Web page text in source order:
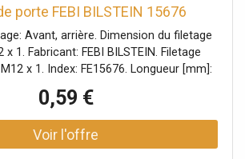
porte FEBI BILSTEIN 15676
Avant, arrière. Dimension du filetage
x 1. Fabricant: FEBI BILSTEIN. Filetage
x 1. Index: FE15676. Longueur [mm]:
du fabricant: 15676. Ouverture de la clé:
0,045. Quantité: 5. Surface: zingué.
0,59 €